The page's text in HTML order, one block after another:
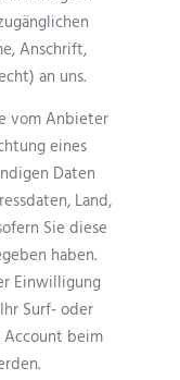
Anschrift,
an uns.
vom Anbieter
eines
Daten
Land,
Sie diese
haben.
Einwilligung
Surf- oder
Account beim